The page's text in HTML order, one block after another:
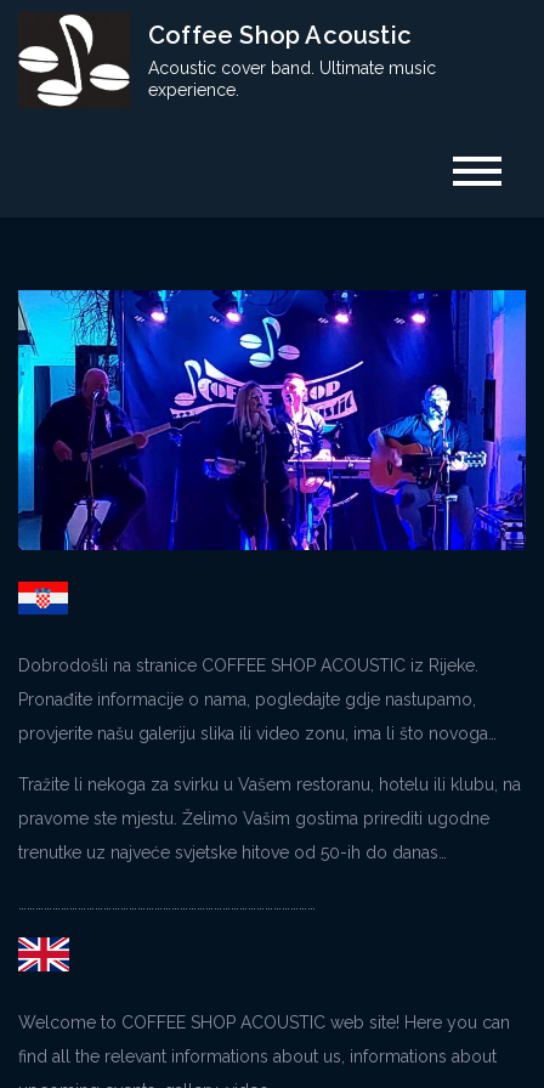
content
Coffee Shop Acoustic
Acoustic cover band. Ultimate music
experience.
Dobrodošli na stranice COFFEE SHOP ACOUSTIC iz Rijeke.
Pronađite informacije o nama, pogledajte gdje nastupamo,
provjerite našu galeriju slika ili video zonu, ima li što novoga…
Tražite li nekoga za svirku u Vašem restoranu, hotelu ili klubu, na
pravome ste mjestu. Želimo Vašim gostima prirediti ugodne
trenutke uz najveće svjetske hitove od 50-ih do danas…
……………………………………………………………………………………………
Welcome to COFFEE SHOP ACOUSTIC web site! Here you can
find all the relevant informations about us, informations about